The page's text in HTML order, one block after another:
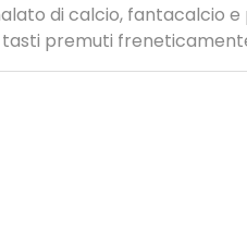
di calcio, fantacalcio
premuti